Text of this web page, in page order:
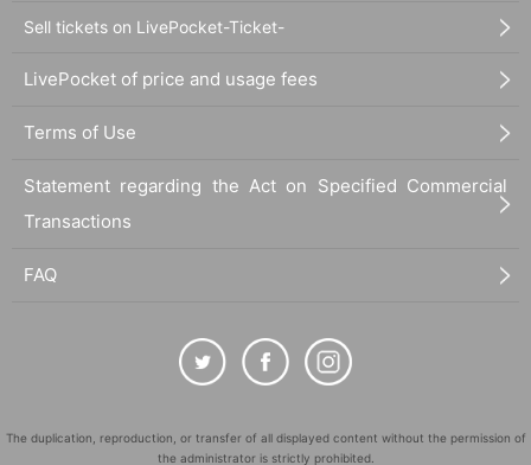
Sell tickets on LivePocket-Ticket-
LivePocket of price and usage fees
Terms of Use
Statement regarding the Act on Specified Commercial
Transactions
FAQ
The duplication, reproduction, or transfer of all displayed content without the permission of
the administrator is strictly prohibited.